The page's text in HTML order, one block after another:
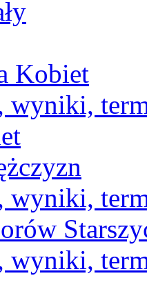
Kobiet
wyniki,
wyniki,
wyniki,